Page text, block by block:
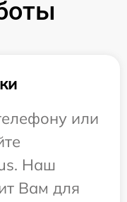
или
Наш
Вам для